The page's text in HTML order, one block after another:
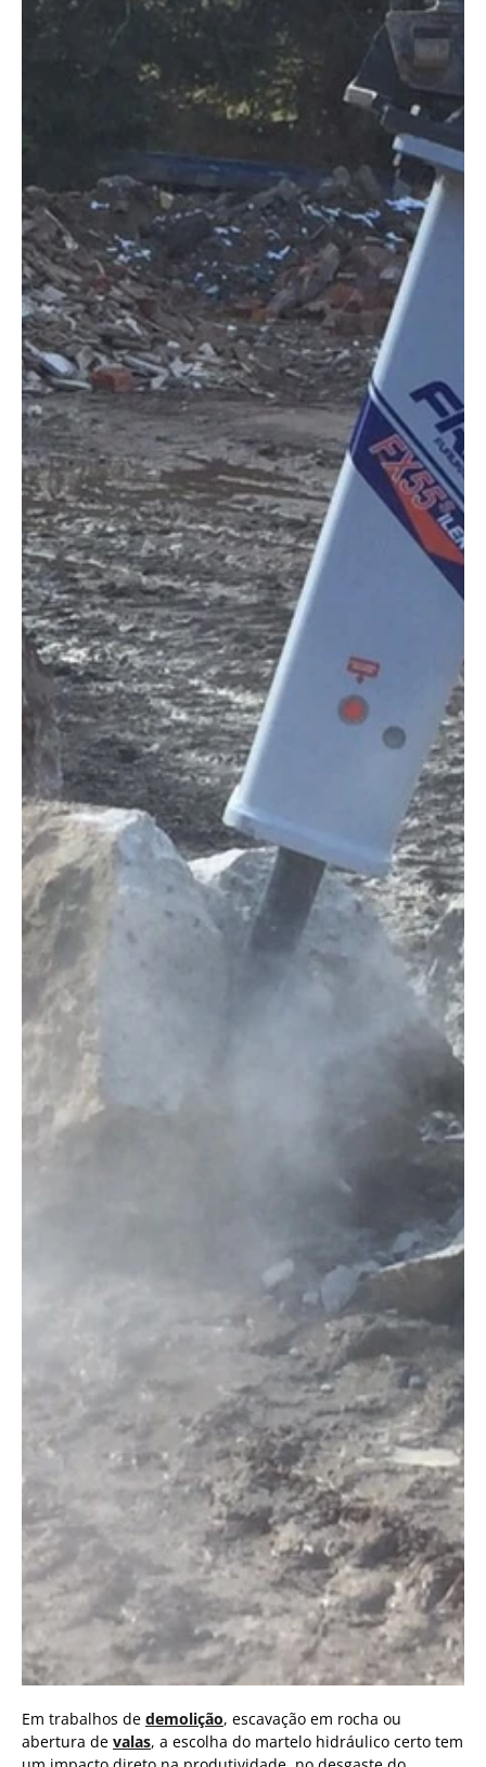
Em trabalhos de demolição, escavação em rocha ou
abertura de valas, a escolha do martelo hidráulico certo tem